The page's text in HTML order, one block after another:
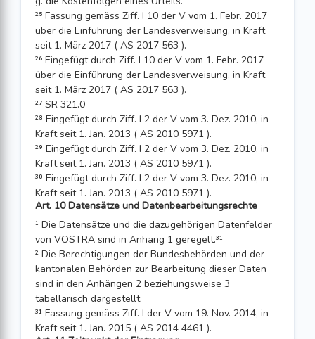
²⁵ Fassung gemäss Ziff. I 10 der V vom 1. Febr. 2017
über die Einführung der Landes­verweisung, in Kraft
seit 1. März 2017 ( AS 2017 563 ).
²⁶ Eingefügt durch Ziff. I 10 der V vom 1. Febr. 2017
über die Einführung der Landes­verweisung, in Kraft
seit 1. März 2017 ( AS 2017 563 ).
²⁷ SR 321.0
²⁸ Eingefügt durch Ziff. I 2 der V vom 3. Dez. 2010, in
Kraft seit 1. Jan. 2013 ( AS 2010 5971 ).
²⁹ Eingefügt durch Ziff. I 2 der V vom 3. Dez. 2010, in
Kraft seit 1. Jan. 2013 ( AS 2010 5971 ).
³⁰ Eingefügt durch Ziff. I 2 der V vom 3. Dez. 2010, in
Kraft seit 1. Jan. 2013 ( AS 2010 5971 ).
Art. 10 Datensätze und Datenbearbeitungsrechte
¹ Die Datensätze und die dazugehörigen Datenfelder
von VOSTRA sind in Anhang 1 geregelt.³¹
² Die Berechtigungen der Bundesbehörden und der
kantonalen Behörden zur Bearbeitung dieser Daten
sind in den Anhängen 2 beziehungsweise 3
tabellarisch dar­gestellt.
³¹ Fassung gemäss Ziff. I der V vom 19. Nov. 2014, in
Kraft seit 1. Jan. 2015 ( AS 2014 4461 ).